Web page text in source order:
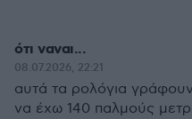
ότι ναναι...
08.07.2026, 22:21
αυτά τα ρολόγια
να έχω 140 παλμούς